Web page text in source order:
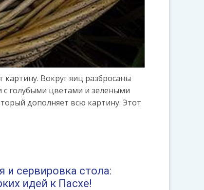
Вокруг яиц разбросаны
голубыми цветами и зелеными
дополняет всю картину. Этот
и сервировка стола:
идей к Пасхе!